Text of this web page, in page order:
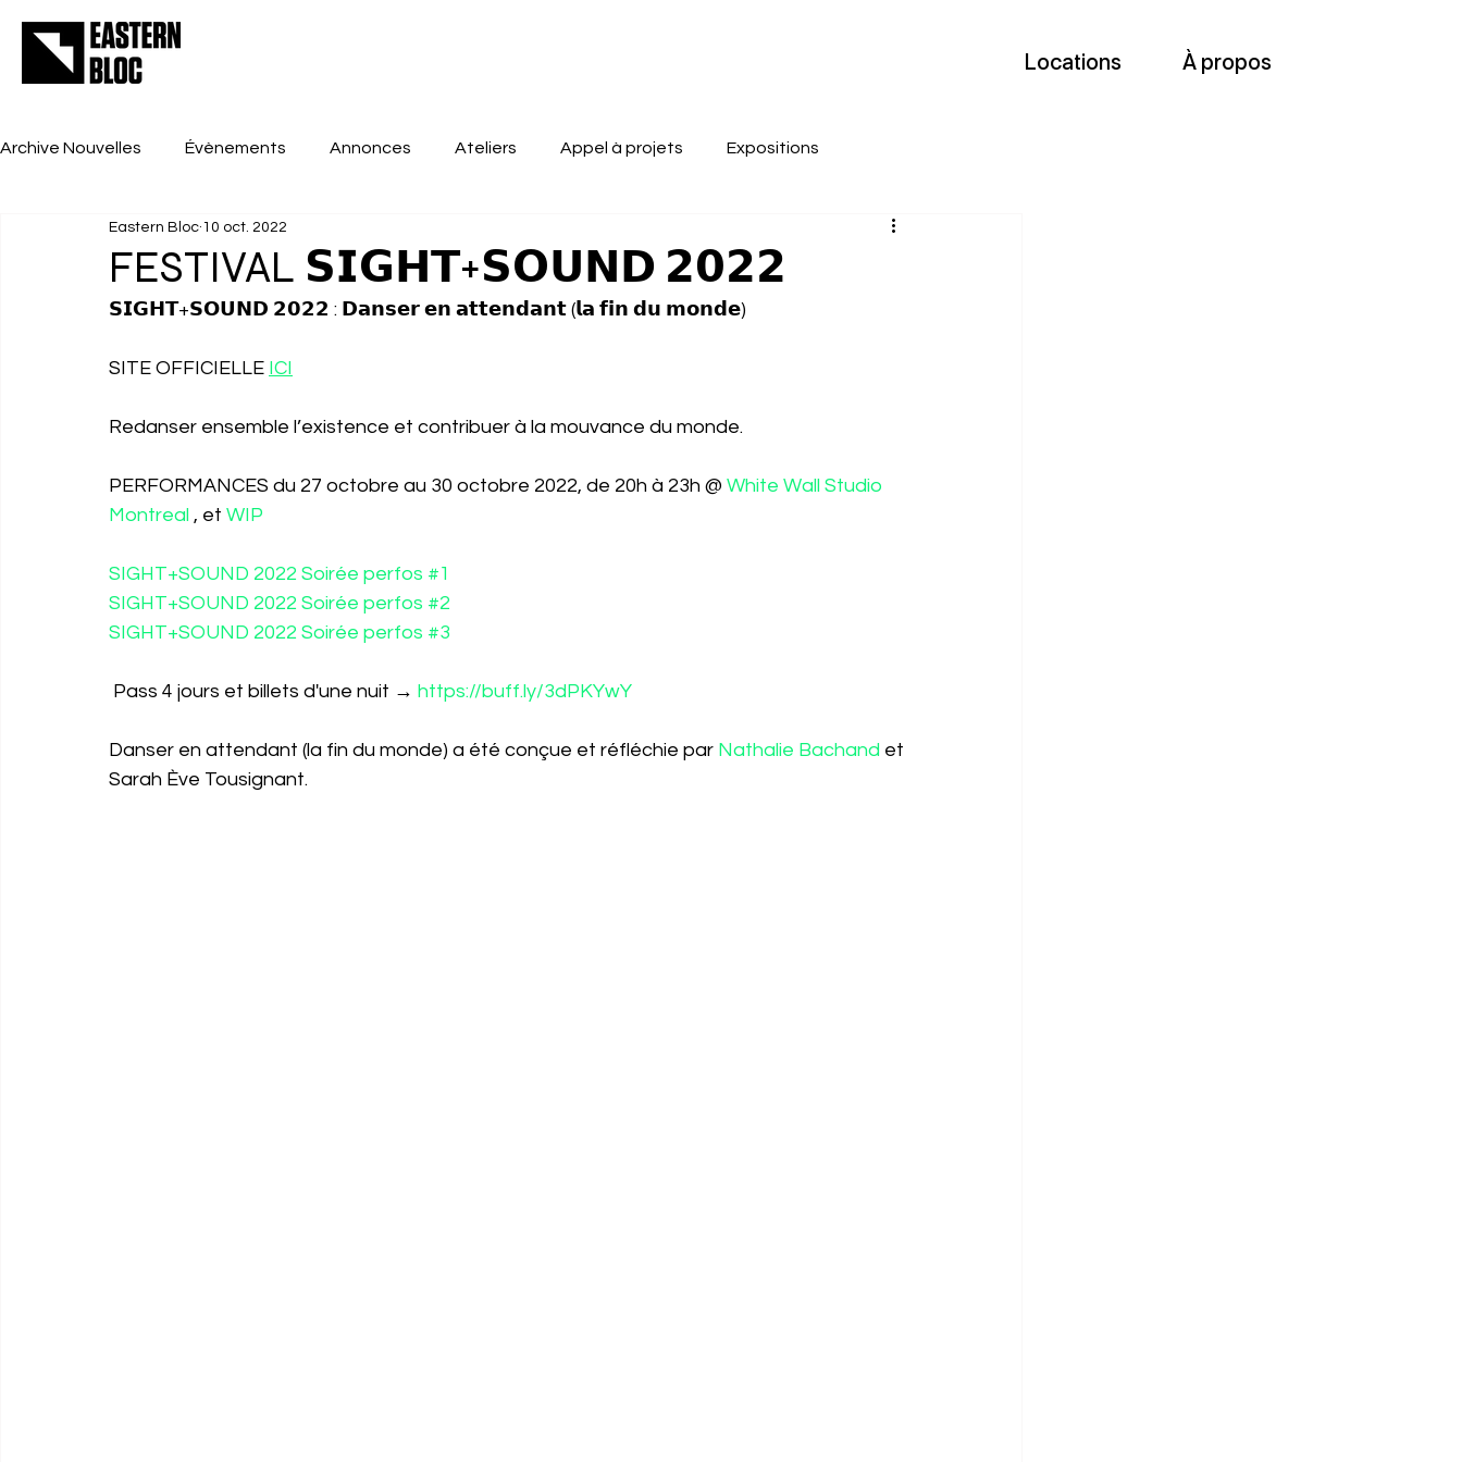
À propos
Locations
Archive Nouvelles Évènements Annonces Ateliers Appel à projets Expositions
FESTIVAL 𝗦𝗜𝗚𝗛𝗧+𝗦𝗢𝗨𝗡𝗗 𝟮𝟬𝟮𝟮
Eastern Bloc 10 oct. 2022
𝗦𝗜𝗚𝗛𝗧+𝗦𝗢𝗨𝗡𝗗 𝟮𝟬𝟮𝟮 : 𝗗𝗮𝗻𝘀𝗲𝗿 𝗲𝗻 𝗮𝘁𝘁𝗲𝗻𝗱𝗮𝗻𝘁 (𝗹𝗮 𝗳𝗶𝗻 𝗱𝘂 𝗺𝗼𝗻𝗱𝗲)
SITE OFFICIELLE ICI
Redanser ensemble l’existence et contribuer à la mouvance du monde.
PERFORMANCES du 27 octobre au 30 octobre 2022, de 20h à 23h @ White Wall Studio
Montreal , et WIP
SIGHT+SOUND 2022 Soirée perfos #1
SIGHT+SOUND 2022 Soirée perfos #2
SIGHT+SOUND 2022 Soirée perfos #3
Pass 4 jours et billets d'une nuit → https://buff.ly/3dPKYwY
Danser en attendant (la fin du monde) a été conçue et réfléchie par Nathalie Bachand et
Sarah Ève Tousignant.